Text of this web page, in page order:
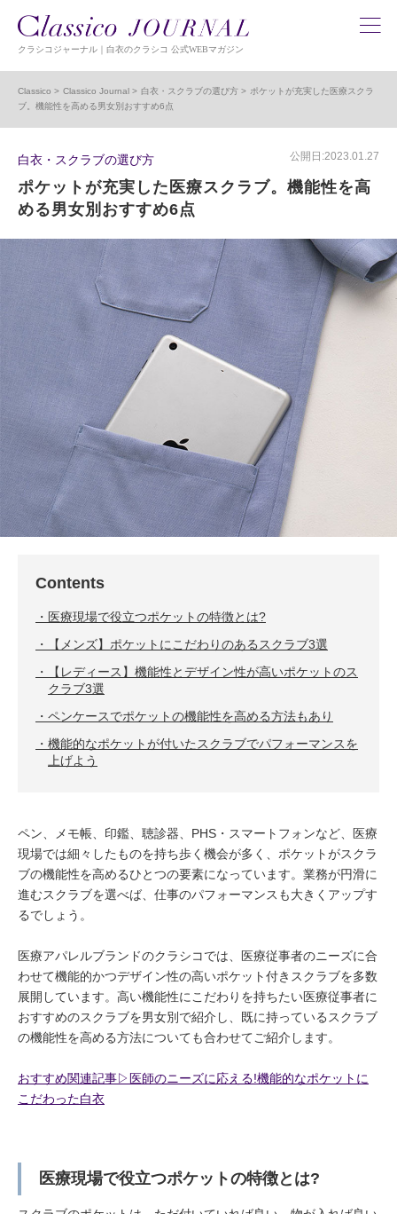
クラシコジャーナル｜白衣のクラシコ 公式WEBマガジン
Classico Classico Journal 白衣・スクラブの選び方
ポケットが充実した医療スクラ
ブ。機能性を高める男女別おすすめ6点
白衣・スクラブの選び方 公開日:2023.01.27
ポケットが充実した医療スクラブ。機能性を高
める男女別おすすめ6点
Contents
医療現場で役立つポケットの特徴とは?
【メンズ】ポケットにこだわりのあるスクラブ3選
【レディース】機能性とデザイン性が高いポケットのス
クラブ3選
ペンケースでポケットの機能性を高める方法もあり
機能的なポケットが付いたスクラブでパフォーマンスを
上げよう
ペン、メモ帳、印鑑、聴診器、PHS・スマートフォンなど、医療
現場では細々したものを持ち歩く機会が多く、ポケットがスクラ
ブの機能性を高めるひとつの要素になっています。業務が円滑に
進むスクラブを選べば、仕事のパフォーマンスも大きくアップす
るでしょう。
医療アパレルブランドのクラシコでは、医療従事者のニーズに合
わせて機能的かつデザイン性の高いポケット付きスクラブを多数
展開しています。高い機能性にこだわりを持ちたい医療従事者に
おすすめのスクラブを男女別で紹介し、既に持っているスクラブ
の機能性を高める方法についても合わせてご紹介します。
おすすめ関連記事▷医師のニーズに応える!機能的なポケットに
こだわった白衣
医療現場で役立つポケットの特徴とは?